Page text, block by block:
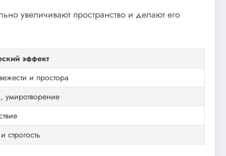
увеличивают пространство и делают его
эффект
и простора
умиротворение
строгость